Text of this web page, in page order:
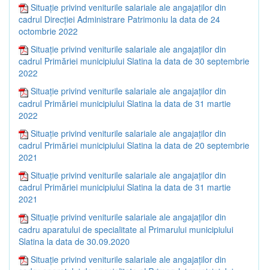
Situație privind veniturile salariale ale angajaților din
cadrul Direcției Administrare Patrimoniu la data de 24
octombrie 2022
Situație privind veniturile salariale ale angajaților din
cadrul Primăriei municipiului Slatina la data de 30 septembrie
2022
Situație privind veniturile salariale ale angajaților din
cadrul Primăriei municipiului Slatina la data de 31 martie
2022
Situație privind veniturile salariale ale angajaților din
cadrul Primăriei municipiului Slatina la data de 20 septembrie
2021
Situație privind veniturile salariale ale angajaților din
cadrul Primăriei municipiului Slatina la data de 31 martie
2021
Situație privind veniturile salariale ale angajaților din
cadru aparatului de specialitate al Primarului municipiului
Slatina la data de 30.09.2020
Situație privind veniturile salariale ale angajaților din